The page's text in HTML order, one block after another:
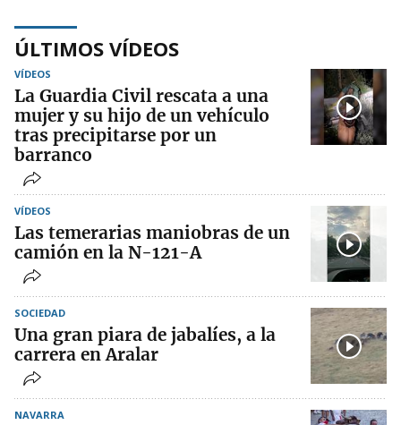
ÚLTIMOS VÍDEOS
VÍDEOS
La Guardia Civil rescata a una
mujer y su hijo de un vehículo
tras precipitarse por un
barranco
VÍDEOS
Las temerarias maniobras de un
camión en la N-121-A
SOCIEDAD
Una gran piara de jabalíes, a la
carrera en Aralar
NAVARRA